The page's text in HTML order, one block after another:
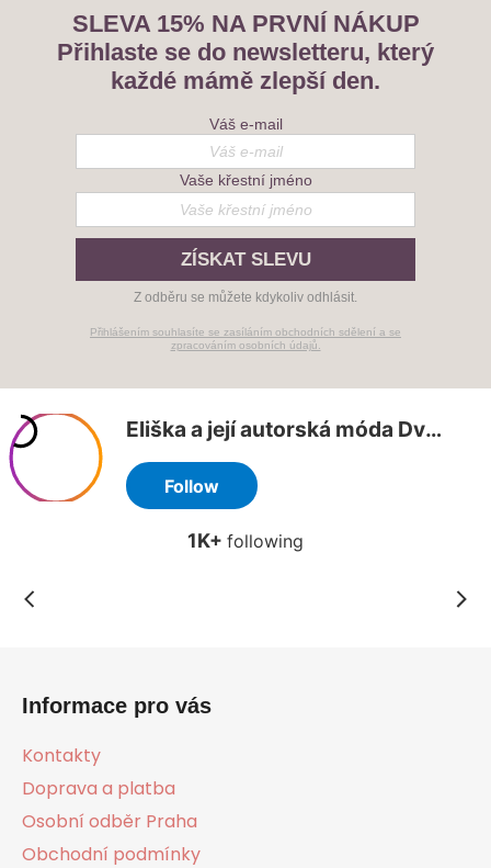
SLEVA 15% NA PRVNÍ NÁKUP
Přihlaste se do newsletteru, který
každé mámě zlepší den.
Váš e-mail
Vaše křestní jméno
ZÍSKAT SLEVU
Z odběru se můžete kdykoliv odhlásit.
Přihlášením souhlasíte se zasíláním obchodních sdělení a se
zpracováním osobních údajů.
Informace pro vás
Kontakty
Doprava a platba
Osobní odběr Praha
Obchodní podmínky